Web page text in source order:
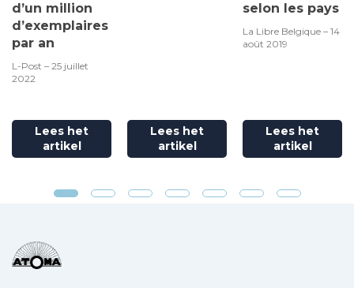
d’un million
d’exemplaires
par an
L-Post – 25 juillet
2022
Lees het
artikel
Lees het
artikel
selon les pays
La Libre Belgique – 14
août 2019
Lees het
artikel